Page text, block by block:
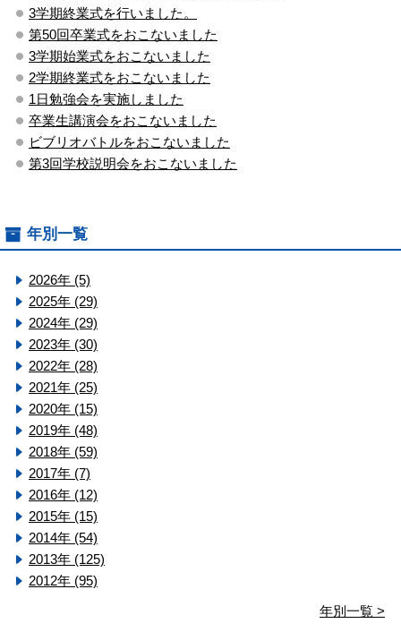
3学期終業式を行いました。
第50回卒業式をおこないました
3学期始業式をおこないました
2学期終業式をおこないました
1日勉強会を実施しました
卒業生講演会をおこないました
ビブリオバトルをおこないました
第3回学校説明会をおこないました
年別一覧
2026年 (5)
2025年 (29)
2024年 (29)
2023年 (30)
2022年 (28)
2021年 (25)
2020年 (15)
2019年 (48)
2018年 (59)
2017年 (7)
2016年 (12)
2015年 (15)
2014年 (54)
2013年 (125)
2012年 (95)
年別一覧 >